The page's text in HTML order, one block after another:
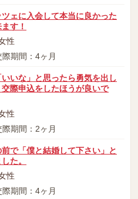
ェに入会して本当に良かった
す！
性
期間：4ヶ月
いな」と思ったら勇気を出し
際申込をしたほうが良いで
性
期間：2ヶ月
で「僕と結婚して下さい」と
た。
性
期間：4ヶ月